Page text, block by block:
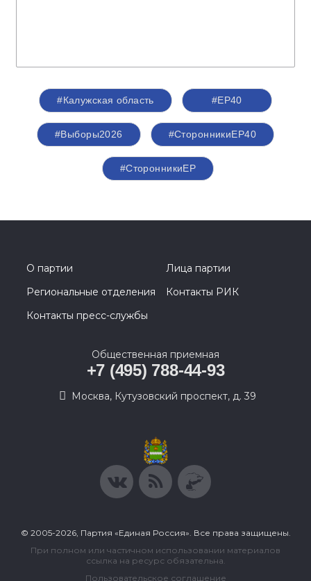
#Калужская область #ЕР40
#Выборы2026 #СторонникиЕР40
#СторонникиЕР
О партии
Лица партии
Региональные отделения
Контакты РИК
Контакты пресс-службы
Общественная приемная
+7 (495) 788-44-93
Москва, Кутузовский проспект, д. 39
© 2005-2026, Партия «Единая Россия». Все права защищены.
При полном или частичном использовании материалов
ссылка на ресурс обязательна.
Пользовательское соглашение